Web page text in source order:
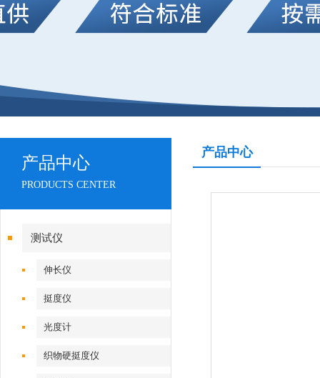
产品中心
PRODUCTS CENTER
测试仪
伸长仪
挺度仪
光度计
织物硬挺度仪
产品中心